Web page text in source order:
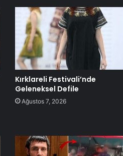
Kırklareli Festivali’nde
Geleneksel Defile
Ağustos 7, 2026